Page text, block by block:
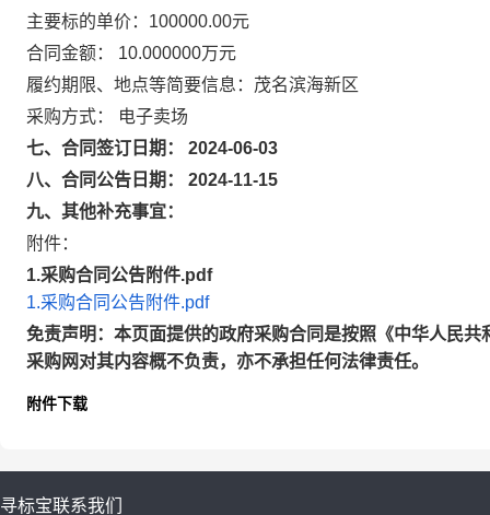
主要标的单价：100000.00元
合同金额： 10.000000万元
履约期限、地点等简要信息：茂名滨海新区
采购方式： 电子卖场
七、合同签订日期： 2024-06-03
八、合同公告日期： 2024-11-15
九、其他补充事宜：
附件：
1.采购合同公告附件.pdf
1.采购合同公告附件.pdf
免责声明：本页面提供的政府采购合同是按照《中华人民
采购网对其内容概不负责，亦不承担任何法律责任。
附件下载
寻标宝联系我们